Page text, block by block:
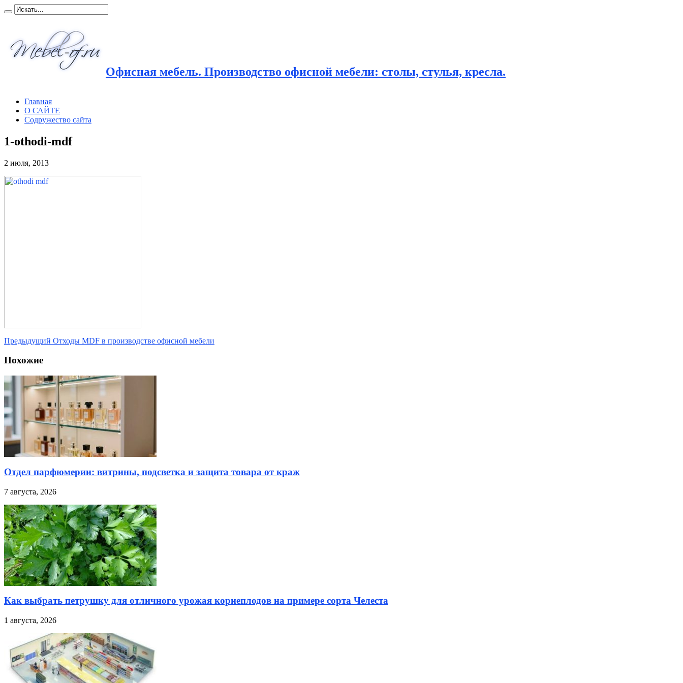
Офисная мебель. Производство офисной мебели: столы, стулья, кресла.
Главная
О САЙТЕ
Содружество сайта
1-othodi-mdf
2 июля, 2013
Предыдущий Отходы MDF в производстве офисной мебели
Похожие
Отдел парфюмерии: витрины, подсветка и защита товара от краж
7 августа, 2026
Как выбрать петрушку для отличного урожая корнеплодов на примере сорта Челеста
1 августа, 2026